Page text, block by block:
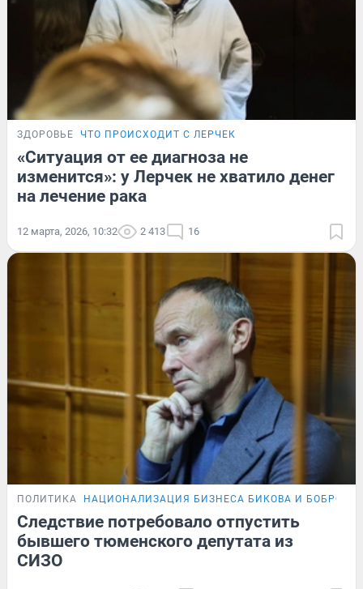
ЗДОРОВЬЕ ЧТО ПРОИСХОДИТ С ЛЕРЧЕК
«Ситуация от ее диагноза не
изменится»: у Лерчек не хватило денег
на лечение рака
12 марта, 2026, 10:32 2 413 16
ПОЛИТИКА НАЦИОНАЛИЗАЦИЯ БИЗНЕСА БИКОВА И БОБРОВА
Следствие потребовало отпустить
бывшего тюменского депутата из
СИЗО